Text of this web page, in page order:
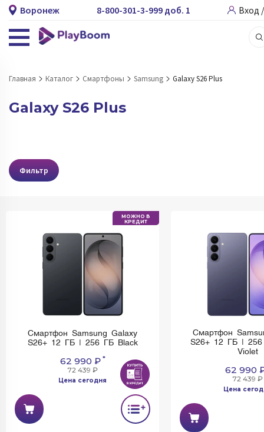
Воронеж 8-800-301-3-999 доб. 1 Вход
Главная Каталог Смартфоны Samsung Galaxy S26 Plus
Galaxy S26 Plus
Фильтр
МОЖНО В
КРЕДИТ
Смартфон Samsung Galaxy
S26+ 12 ГБ | 256 ГБ Black
62 990 ₽*
72 439 ₽
Цена сегодня
Смартфон
S26+ 12 ГБ | 256
Violet
62 990
72 439 ₽
Цена